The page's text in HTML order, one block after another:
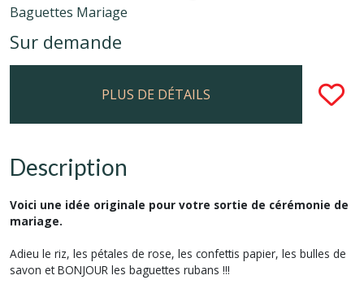
Baguettes Mariage
Sur demande
PLUS DE DÉTAILS
Description
Voici une idée originale pour votre sortie de cérémonie de
mariage.
Adieu le riz, les pétales de rose, les confettis papier, les bulles de
savon et BONJOUR les baguettes rubans !!!